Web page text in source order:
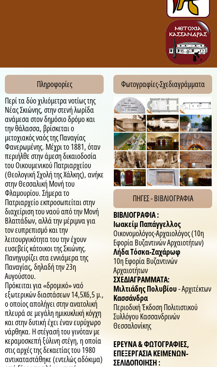
Πληροφορίες
Περί τα δύο χιλιόμετρα νοτίως της
Νέας Σκιώνης, στην στενή λωρίδα
ανάμεσα στον δημόσιο δρόμο και
την θάλασσα, βρίσκεται ο
μετοχιακός ναός της Παναγίας
Φανερωμένης. Μέχρι το 1881, όταν
περιήλθε στην άμεση δικαιοδοσία
του Οικουμενικού Πατριαρχείου
(Θεολογική Σχολή της Χάλκης), ανήκε
στην Θεσσαλική Μονή του
Φλαμουρίου. Σήμερα το
Πατριαρχείο εκπροσωπείται στην
διαχείριση του ναού από την Μονή
Βλαττάδων, αλλά την μέριμνα για
τον ευπρεπισμό και την
λειτουργικότητα του την έχουν
ευσεβείς κάτοικοι της Σκιώνης.
Πανηγυρίζει στα εννιάμερα της
Παναγίας, δηλαδή την 23η
Αυγούστου.
Πρόκειται για «δρομικό» ναό
εξωτερικών διαστάσεων 14,5X6,5 μ.,
ο οποίος απολήγει στην ανατολική
πλευρά σε μεγάλη ημικυκλική κόγχη
και στην δυτική έχει έναν ευρύχωρο
νάρθηκα. Η στέγασή του γινόταν με
κεραμοσκεπή ξύλινη στέγη, η οποία
στις αρχές της δεκαετίας του 1980
αντικαταστάθηκε (εντελώς αδόκιμα)
Φωτογραφίες-Σχεδιαγράμματα
ΠΗΓΕΣ - ΒΙΒΛΙΟΓΡΑΦΙΑ
ΒΙΒΛΙΟΓΡΑΦΙΑ :
Ιωακείμ Παπάγγελλος
Οικονομολόγος-Αρχαιολόγος (10η
Εφορία Βυζαντινών Αρχαιοτήτων)
Λήδα Τόσκα-Ζαχάρωφ
10η Εφορία Βυζαντινών
Αρχαιοτήτων
ΣΧΕΔΙΑΓΡΑΜΜΑΤΑ:
Μιλτιάδης Πολυβίου- Αρχιτέκτων
Kασσάνδρα
Περιοδική Έκδοση Πολιτιστικού
Συλλόγου Κασσανδρινών
Θεσσαλονίκης
ΕΡΕΥΝΑ & ΦΩΤΟΓΡΑΦΙΕΣ,
ΕΠΕΞΕΡΓΑΣΙΑ ΚΕΙΜΕΝΩΝ-
ΣΕΛΙΔΟΠΟΙΗΣΗ :